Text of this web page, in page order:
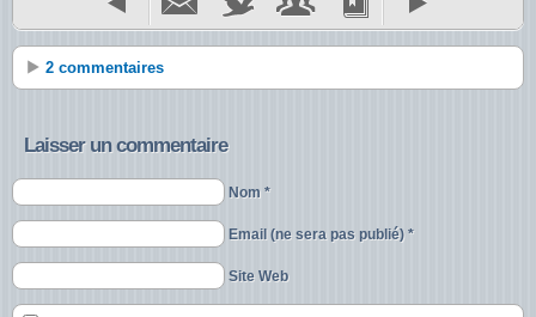
2 commentaires
Laisser un commentaire
Nom *
Email (ne sera pas publié) *
Site Web